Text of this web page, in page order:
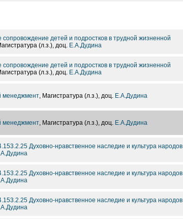
сопровождение детей и подростков в трудной жизненной
(л.з.), доц. Е.А.Дудина
сопровождение детей и подростков в трудной жизненной
(л.з.), доц. Е.А.Дудина
менеджмент, Магистратура (л.з.), доц. Е.А.Дудина
менеджмент, Магистратура (л.з.), доц. Е.А.Дудина
Духовно-нравственное наследие и культура народов
Духовно-нравственное наследие и культура народов
Духовно-нравственное наследие и культура народов